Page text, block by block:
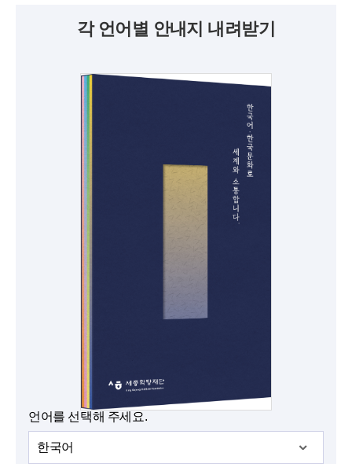
각 언어별 안내지 내려받기
언어를 선택해 주세요.
한국어